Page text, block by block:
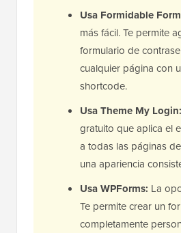
Usa Formidable
más fácil. Te permite
formulario de
cualquier página con
shortcode.
Usa Theme My Login:
gratuito que aplica el
a todas las páginas
una apariencia
Usa WPForms: La
Te permite crear un
completamente